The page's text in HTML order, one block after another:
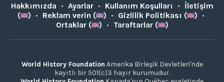
Hakkımızda • Ayarlar • Kullanım Koşulları • İletişim
(
) • Reklam verin ( ) • Gizlilik Politikası ( ) •
Ortaklar (
) • Taraftarlar ( )
World History Foundation Amerika Birleşik Devletleri'nde
kayıtlı bir 501(c)3 hayır kurumudur.